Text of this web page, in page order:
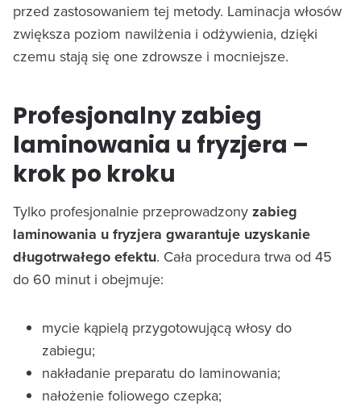
przed zastosowaniem tej metody. Laminacja włosów
zwiększa poziom nawilżenia i odżywienia, dzięki
czemu stają się one zdrowsze i mocniejsze.
Profesjonalny zabieg
laminowania u fryzjera –
krok po kroku
Tylko profesjonalnie przeprowadzony zabieg
laminowania u fryzjera gwarantuje uzyskanie
długotrwałego efektu. Cała procedura trwa od 45
do 60 minut i obejmuje:
mycie kąpielą przygotowującą włosy do
zabiegu;
nakładanie preparatu do laminowania;
nałożenie foliowego czepka;